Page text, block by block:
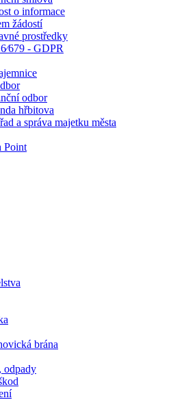
o informace
žádostí
prostředky
- GDPR
odbor
hřbitova
a správa majetku města
Point
brána
odpady